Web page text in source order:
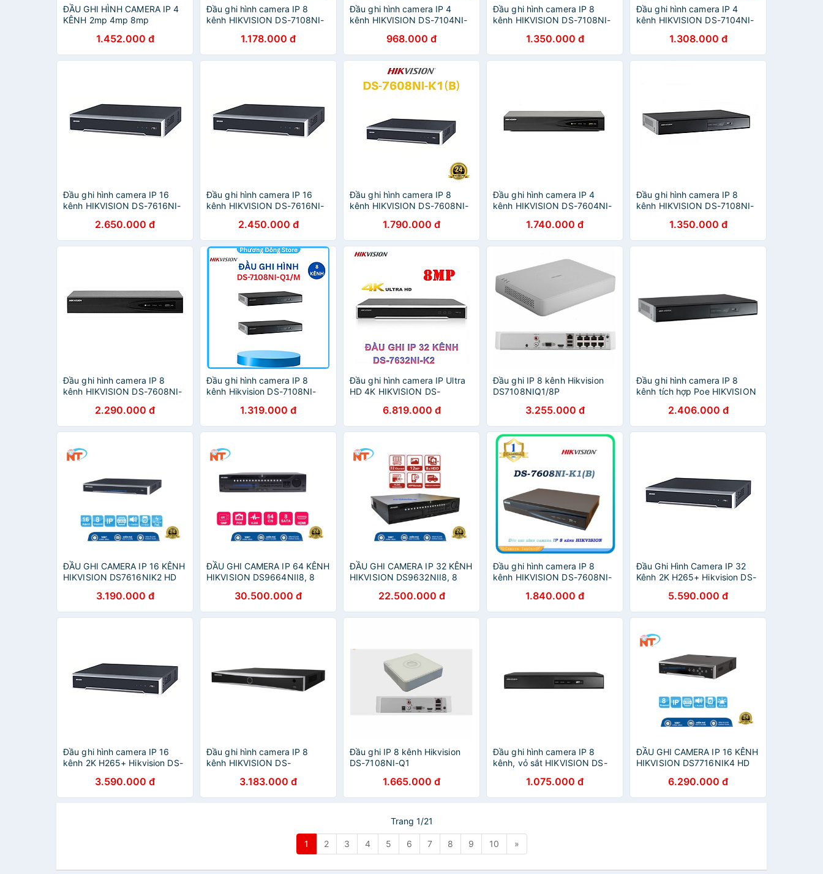
ĐẦU GHI HÌNH CAMERA IP 4
KÊNH 2mp 4mp 8mp
(chính hãng Hikvision Việt
Nam)
1.452.000 đ
Đầu ghi hình camera IP 8
kênh HIKVISION DS-7108NI-
1.178.000 đ
Đầu ghi hình camera IP 4
kênh HIKVISION DS-7104NI-
968.000 đ
Đầu ghi hình camera IP 8
kênh HIKVISION DS-7108NI-
1.350.000 đ
Đầu ghi hình camera IP 4
kênh HIKVISION DS-7104NI-
1.308.000 đ
Đầu ghi hình camera IP 16
kênh HIKVISION DS-7616NI-
2.650.000 đ
Đầu ghi hình camera IP 16
kênh HIKVISION DS-7616NI-
2.450.000 đ
Đầu ghi hình camera IP 8
kênh HIKVISION DS-7608NI-
1.790.000 đ
Đầu ghi hình camera IP 4
kênh HIKVISION DS-7604NI-
1.740.000 đ
Đầu ghi hình camera IP 8
kênh HIKVISION DS-7108NI-
1.350.000 đ
Đầu ghi hình camera IP 8
kênh HIKVISION DS-7608NI-
2.290.000 đ
Đầu ghi hình camera IP 8
kênh Hikvision DS-7108NI-
1.319.000 đ
Đầu ghi hình camera IP Ultra
HD 4K HIKVISION DS-
6.819.000 đ
Đầu ghi IP 8 kênh Hikvision
DS7108NIQ1/8P
3.255.000 đ
Đầu ghi hình camera IP 8
kênh tích hợp Poe HIKVISION
hãng Hikvision Việt Nam)
2.406.000 đ
ĐẦU GHI CAMERA IP 16 KÊNH
HIKVISION DS7616NIK2 HD
FREE DDNS3.190.000 đ
ĐẦU GHI CAMERA IP 64 KÊNH
HIKVISION DS9664NII8, 8
FREE DDNS30.500.000 đ
ĐẦU GHI CAMERA IP 32 KÊNH
HIKVISION DS9632NII8, 8
FREE DDNS22.500.000 đ
Đầu ghi hình camera IP 8
kênh HIKVISION DS-7608NI-
1.840.000 đ
Đầu Ghi Hình Camera IP 32
Kênh 2K H265+ Hikvision DS-
5.590.000 đ
Đầu ghi hình camera IP 16
kênh 2K H265+ Hikvision DS-
3.590.000 đ
Đầu ghi hình camera IP 8
kênh HIKVISION DS-
MINH: ECO K SERIES
ACUSENSE (chính hãng
3.183.000 đ
Đầu ghi IP 8 kênh Hikvision
DS-7108NI-Q1
1.665.000 đ
Đầu ghi hình camera IP 8
kênh, vỏ sắt HIKVISION DS-
1.075.000 đ
ĐẦU GHI CAMERA IP 16 KÊNH
HIKVISION DS7716NIK4 HD
2 LAN 1GB6.290.000 đ
Trang 1/21
1 2 3 4 5 6 7 8 9 10 »